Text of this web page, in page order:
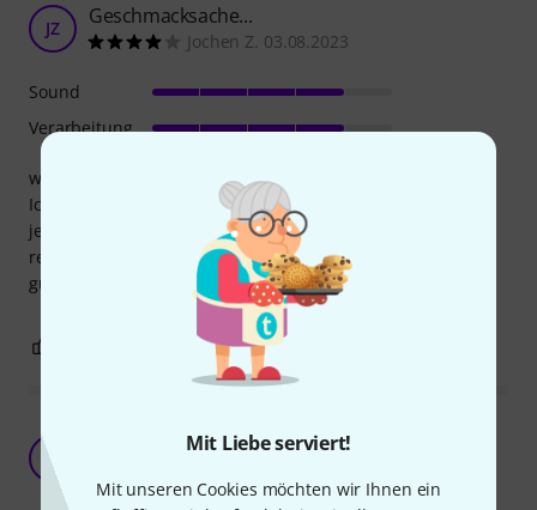
Mit Liebe serviert!
Mit unseren Cookies möchten wir Ihnen ein
JZ Geschmacksache...
Jochen Z. 03.08.2023
wie alles im Bereich Klang.
Ich bin zufrieden. Gibt sicherlich bessere Saiten, aber für
jemand der nur zuhause ab und zu vor sich hin klimpert,
reichen die Augustine für mich. Klang und Haltbarkeit ist
gut.
Sound
Verarbeitung
BEWERTUNG MELDEN
ME
Gute Saite: weil guter Ton, lange Haltbarkeit,
günstiger Preis...bekommt...
Manfred Ennemoser 02.09.2024